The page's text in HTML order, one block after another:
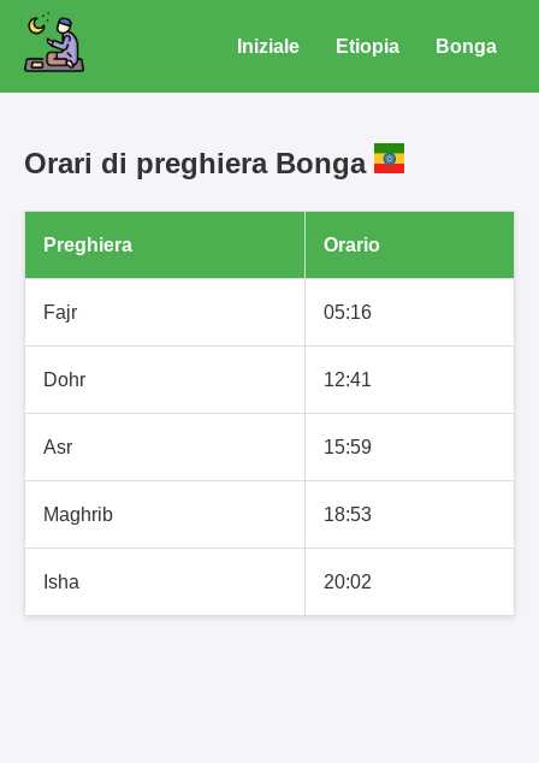
Iniziale Etiopia Bonga
Orari di preghiera Bonga
Preghiera Orario
Fajr 05:16
Dohr 12:41
Asr 15:59
Maghrib 18:53
Isha 20:02